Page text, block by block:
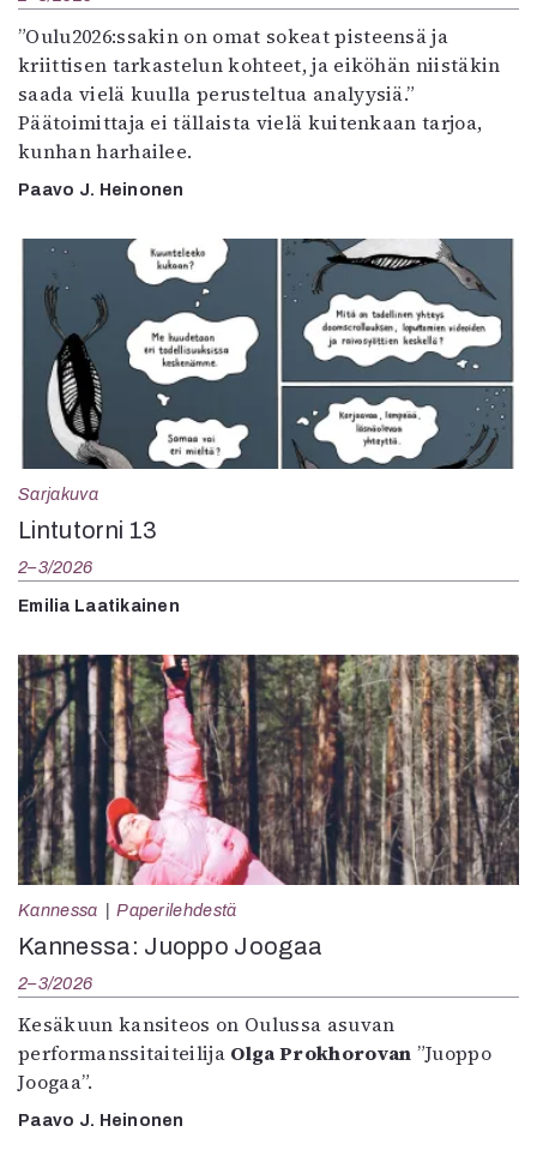
”Oulu2026:ssakin on omat sokeat pisteensä ja
kriittisen tarkastelun kohteet, ja eiköhän niistäkin
saada vielä kuulla perusteltua analyysiä.”
Päätoimittaja ei tällaista vielä kuitenkaan tarjoa,
kunhan harhailee.
Paavo J. Heinonen
Sarjakuva
Lintutorni 13
2–3/2026
Emilia Laatikainen
Kannessa Paperilehdestä
Kannessa: Juoppo Joogaa
2–3/2026
Kesäkuun kansiteos on Oulussa asuvan
performanssitaiteilija Olga Prokhorovan ”Juoppo
Joogaa”.
Paavo J. Heinonen